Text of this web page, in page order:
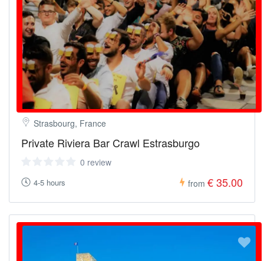
Strasbourg, France
Private Riviera Bar Crawl Estrasburgo
0 review
4-5 hours from € 35.00